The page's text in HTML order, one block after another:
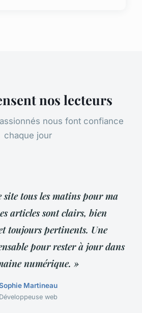
nos lecteurs
nous font confiance
chaque jour
site tous les matins pour ma
articles sont clairs, bien
toujours pertinents. Une
pour rester à jour dans
numérique. »
Martineau
Développeuse web